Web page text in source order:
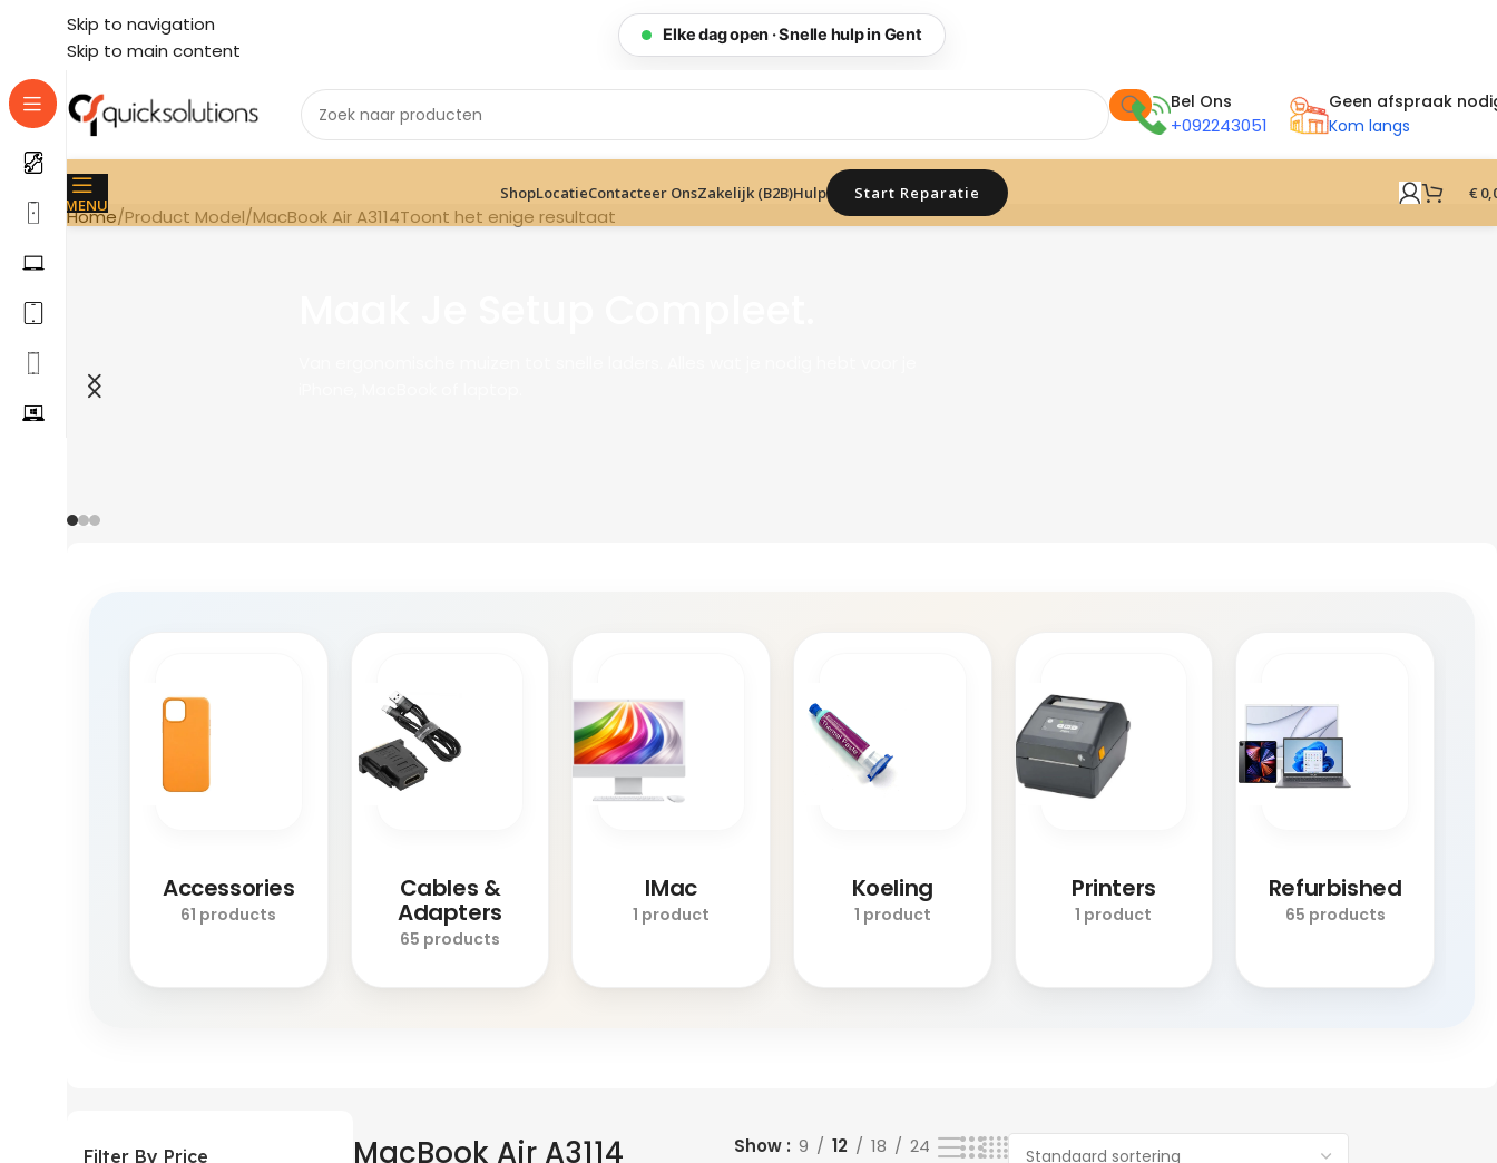
Elke dag open · Snelle hulp in Gent
Skip to navigation
Skip to main content
Bel Ons
+092243051
Geen afspraak
Kom langs
MENU
ShopLocatieContacteer OnsZakelijk (B2B)Hulp Start Reparatie €
Home Product Model MacBook Air A3114Toont het enige resultaat
Accessories
61 products
Cables &
Adapters
65 products
IMac
1 product
Koeling
1 product
Printers
1 product
Refurbished
65 products
Filter By Price MacBook Air A3114 Show 9 12 18 24